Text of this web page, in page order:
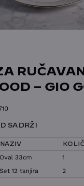
– GIO
SADRŽI
NAZIV
Oval 33cm
1
Set 12 tanjira 2